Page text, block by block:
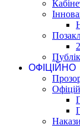
ОФІЦІЙНО